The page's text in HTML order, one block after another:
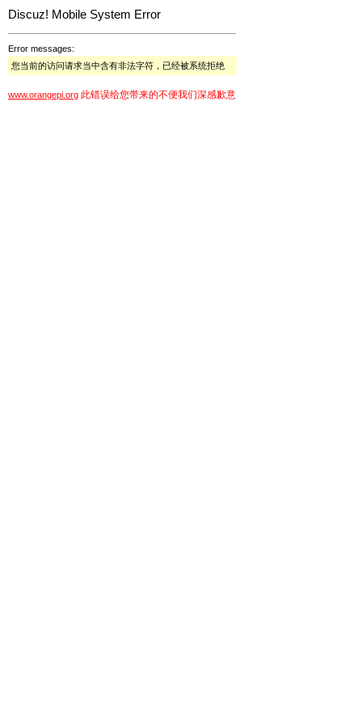
Discuz! Mobile System Error
Error messages:
您当前的访问请求当中含有非法字符，已经被系统拒绝
www.orangepi.org 此错误给您带来的不便我们深感歉意